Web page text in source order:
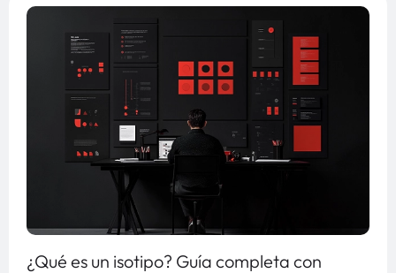
¿Qué es un isotipo? Guía completa con